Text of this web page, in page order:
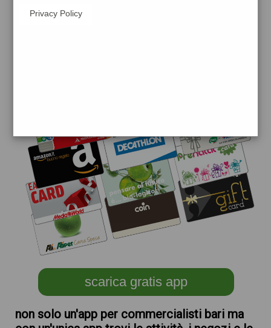
scarica gratis app
non solo un'app per commercialisti bari ma
Privacy Policy